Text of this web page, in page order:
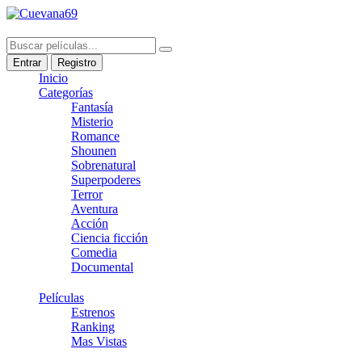
Entrar Registro
Inicio
Categorías
Fantasía
Misterio
Romance
Shounen
Sobrenatural
Superpoderes
Terror
Aventura
Acción
Ciencia ficción
Comedia
Documental
Películas
Estrenos
Ranking
Mas Vistas